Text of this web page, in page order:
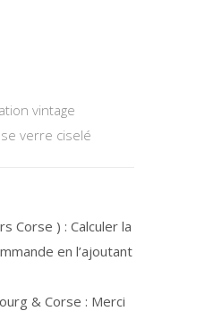
vintage
verre ciselé
Corse ) : Calculer la
en l’ajoutant
& Corse : Merci